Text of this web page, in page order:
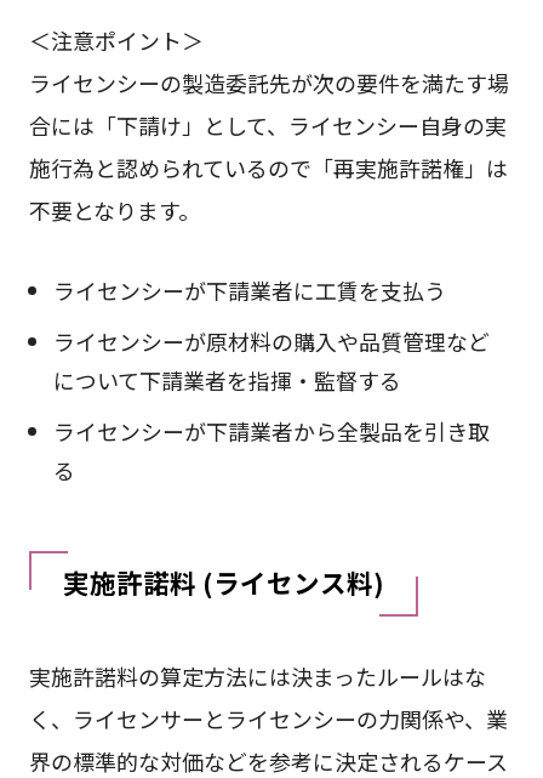
＜注意ポイント＞
ライセンシーの製造委託先が次の要件を満たす場
合には「下請け」として、ライセンシー自身の実
施行為と認められているので「再実施許諾権」は
不要となります。
ライセンシーが下請業者に工賃を支払う
ライセンシーが原材料の購入や品質管理など
について下請業者を指揮・監督する
ライセンシーが下請業者から全製品を引き取
る
実施許諾料 (ライセンス料)
実施許諾料の算定方法には決まったルールはな
く、ライセンサーとライセンシーの力関係や、業
界の標準的な対価などを参考に決定されるケース